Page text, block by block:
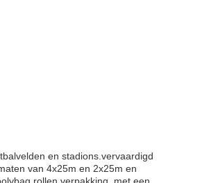
en stadions.vervaardigd
van 4x25m en 2x25m en